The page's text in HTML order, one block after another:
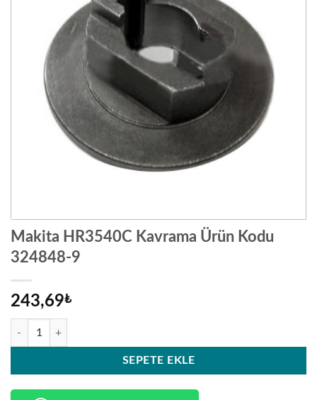
Makita HR3540C Kavrama Ürün Kodu
324848-9
243,69₺
Makita HR3540C Kavrama Ürün Kodu 324848-9 adet
SEPETE EKLE